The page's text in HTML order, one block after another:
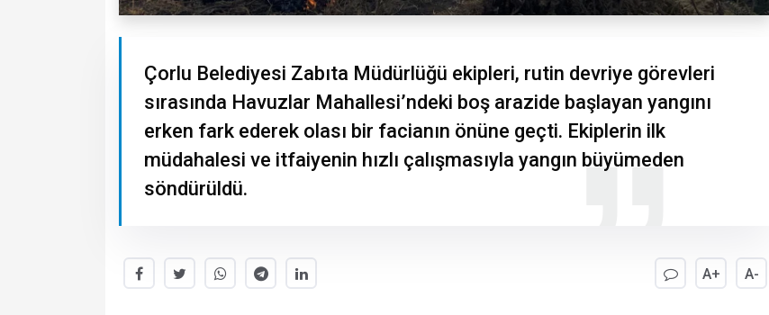
Çorlu Belediyesi Zabıta Müdürlüğü ekipleri, rutin devriye görevleri
sırasında Havuzlar Mahallesi’ndeki boş arazide başlayan yangını
erken fark ederek olası bir facianın önüne geçti. Ekiplerin ilk
müdahalesi ve itfaiyenin hızlı çalışmasıyla yangın büyümeden
söndürüldü.
A+ A-